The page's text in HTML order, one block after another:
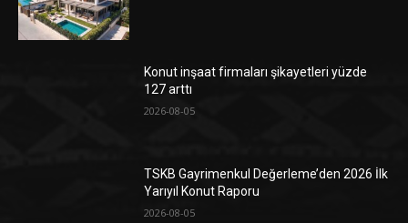
Konut inşaat firmaları şikayetleri yüzde
127 arttı
2026-08-05
TSKB Gayrimenkul Değerleme’den 2026 İlk
Yarıyıl Konut Raporu
2026-08-05